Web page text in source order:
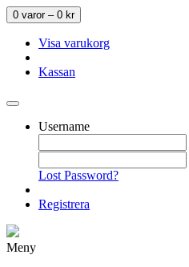
0 varor – 0 kr
Visa varukorg
Kassan
Username
Lost Password?
Registrera
Meny